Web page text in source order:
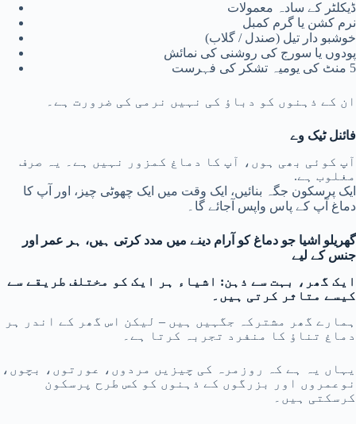
ڈیکلٹر کے سادہ معمولات
نرم کشن یا گرم کمبل
خوشبو دار تیل (صندل / گلاب)
پودوں یا سورج کی روشنی کی نمائش
5 منٹ کی یومیہ تشکر کی فہرست
ان کے ذہنوں کو دباؤ کی نہیں نرمی کی ضرورت ہے۔
فائنل ٹیک وے
آپ کوئی بھی ہوں، آپ کا دماغ کمزور نہیں ہے۔ یہ صرف
مغلوب ہے.
ایک پرسکون جگہ بنائیں، ایک وقت میں ایک چھوٹی چیز، اور آپ کا
دماغ آپ کے پاس واپس آجائے گا۔
گھریلو اشیا جو دماغ کو آرام دینے میں مدد کرتی ہیں، ہر عمر اور
جنس کے لیے
ایک گھر، بہت سے ذہن: اشیاء ہر ایک کو مختلف طریقے سے
کیسے متاثر کرتی ہیں۔
ہمارے گھر مشترکہ جگہیں ہیں – لیکن اس گھر کے اندر ہر
دماغ تناؤ کا منفرد تجربہ کرتا ہے۔
یہاں یہ ہے کہ روزمرہ کی چیزیں مردوں، عورتوں، بچوں،
نوعمروں اور بزرگوں کے ذہنوں کو کس طرح پرسکون
کرسکتی ہیں۔